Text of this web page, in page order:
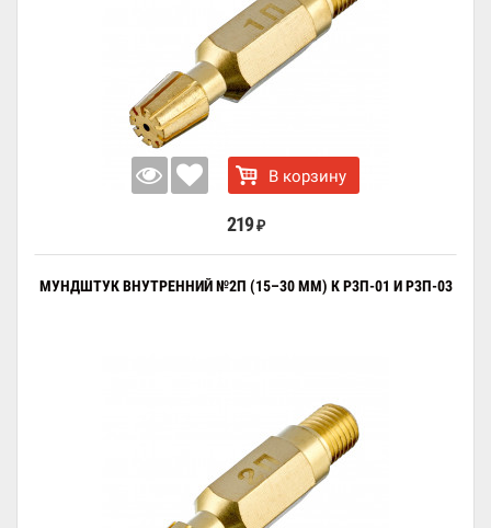
В корзину
219 ₽
МУНДШТУК ВНУТРЕННИЙ №2П (15–30 ММ) К Р3П-01 И Р3П-03